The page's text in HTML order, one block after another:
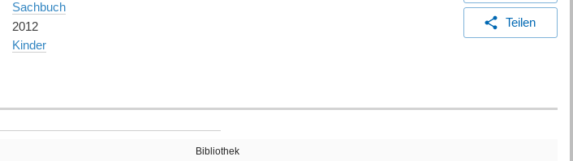
Sachbuch
2012
Kinder
Teilen
Bibliothek